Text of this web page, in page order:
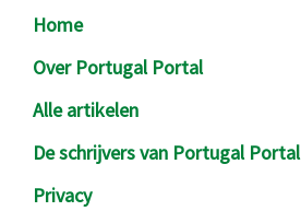
Footer
Home
Over Portugal Portal
Alle artikelen
De schrijvers van Portugal Portal
Privacy